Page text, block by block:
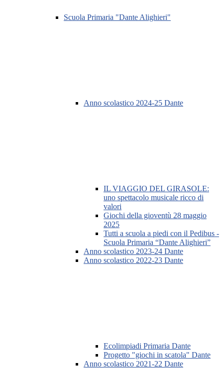
Scuola Primaria "Dante Alighieri"
Anno scolastico 2024-25 Dante
IL VIAGGIO DEL GIRASOLE:
uno spettacolo musicale ricco di
valori
Giochi della gioventù 28 maggio
2025
Tutti a scuola a piedi con il Pedibus -
Scuola Primaria “Dante Alighieri”
Anno scolastico 2023-24 Dante
Anno scolastico 2022-23 Dante
Ecolimpiadi Primaria Dante
Progetto "giochi in scatola" Dante
Anno scolastico 2021-22 Dante